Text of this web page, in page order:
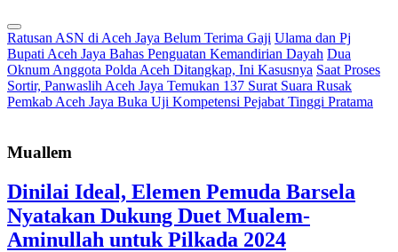
Ratusan ASN di Aceh Jaya Belum Terima Gaji Ulama dan Pj
Bupati Aceh Jaya Bahas Penguatan Kemandirian Dayah Dua
Oknum Anggota Polda Aceh Ditangkap, Ini Kasusnya Saat Proses
Sortir, Panwaslih Aceh Jaya Temukan 137 Surat Suara Rusak
Pemkab Aceh Jaya Buka Uji Kompetensi Pejabat Tinggi Pratama
Muallem
Dinilai Ideal, Elemen Pemuda Barsela
Nyatakan Dukung Duet Mualem-
Aminullah untuk Pilkada 2024